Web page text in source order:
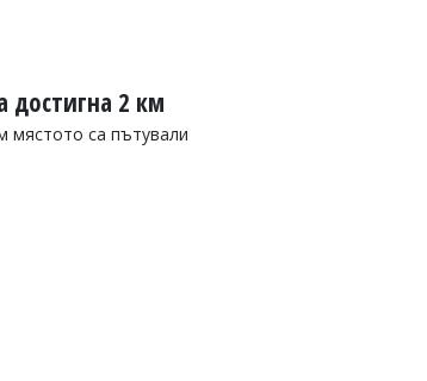
достигна 2 км
мястото са пътували